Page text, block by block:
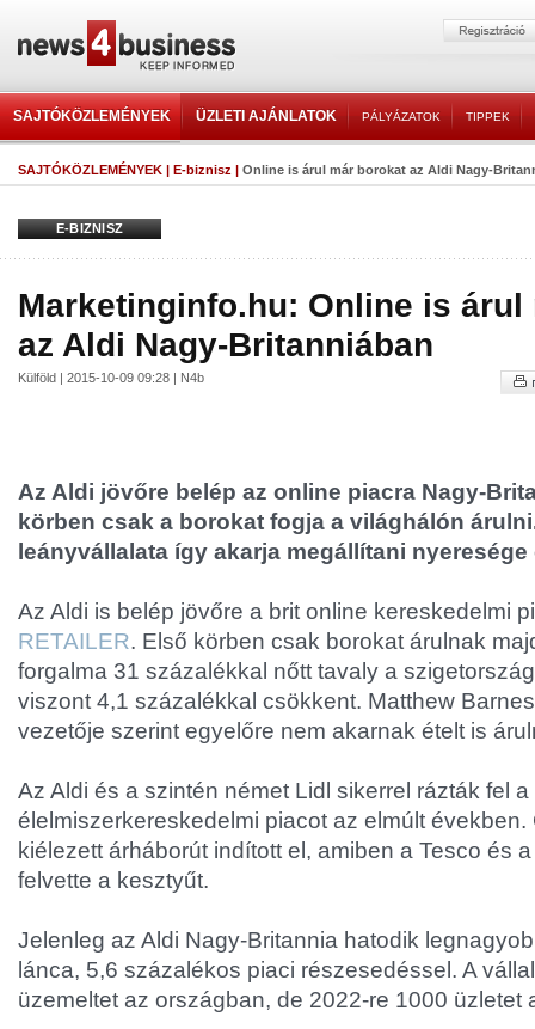
SAJTÓKÖZLEMÉNYEK ÜZLETI AJÁNLATOK PÁLYÁZATOK TIPPEK
SAJTÓKÖZLEMÉNYEK | E-biznisz | Online is árul már borokat az Aldi Nagy-
E-BIZNISZ
Marketinginfo.hu: Online is árul
az Aldi Nagy-Britanniában
Külföld | 2015-10-09 09:28 | N4b
Az Aldi jövőre belép az online piacra Nagy-
körben csak a borokat fogja a világhálón
leányvállalata így akarja megállítani
Az Aldi is belép jövőre a brit online kereskedelmi
RETAILER. Első körben csak borokat árulnak
forgalma 31 százalékkal nőtt tavaly a
viszont 4,1 százalékkal csökkent. Matthew
vezetője szerint egyelőre nem akarnak ételt is
Az Aldi és a szintén német Lidl sikerrel rázták fel a
élelmiszerkereskedelmi piacot az elmúlt
kiélezett árháborút indított el, amiben a Tesco és
felvette a kesztyűt.
Jelenleg az Aldi Nagy-Britannia hatodik
lánca, 5,6 százalékos piaci részesedéssel. A
üzemeltet az országban, de 2022-re 1000 üzletet